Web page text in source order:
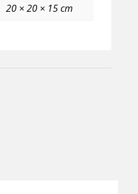
20 × 20 × 15 cm